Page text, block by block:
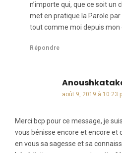
n’importe qui, que ce soit un
met en pratique la Parole par
tout comme moi depuis mon
Répondre
août 9, 2019 à 10:23
Merci bcp pour ce message, je
vous bénisse encore et encore et
en vous sa sagesse et sa